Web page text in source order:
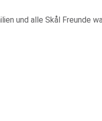
und alle Skål Freunde